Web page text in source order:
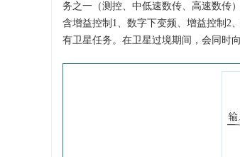
务之一（测控、中低速数传、高速数传）
含增益控制1、数字下变频、增益控制2
有卫星任务。在卫星过境期间，会同时